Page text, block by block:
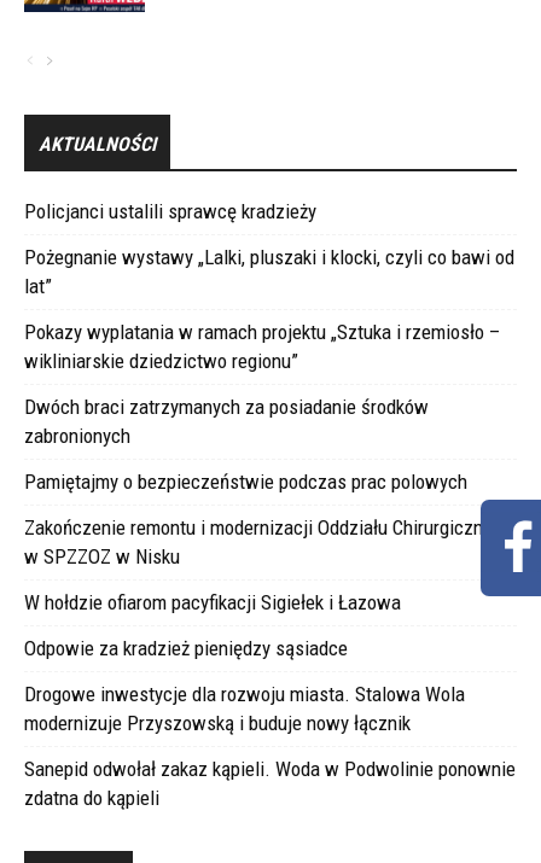
AKTUALNOŚCI
Policjanci ustalili sprawcę kradzieży
Pożegnanie wystawy „Lalki, pluszaki i klocki, czyli co bawi od
lat”
Pokazy wyplatania w ramach projektu „Sztuka i rzemiosło –
wikliniarskie dziedzictwo regionu”
Dwóch braci zatrzymanych za posiadanie środków
zabronionych
Pamiętajmy o bezpieczeństwie podczas prac polowych
Zakończenie remontu i modernizacji Oddziału Chirurgicznego
w SPZZOZ w Nisku
W hołdzie ofiarom pacyfikacji Sigiełek i Łazowa
Odpowie za kradzież pieniędzy sąsiadce
Drogowe inwestycje dla rozwoju miasta. Stalowa Wola
modernizuje Przyszowską i buduje nowy łącznik
Sanepid odwołał zakaz kąpieli. Woda w Podwolinie ponownie
zdatna do kąpieli